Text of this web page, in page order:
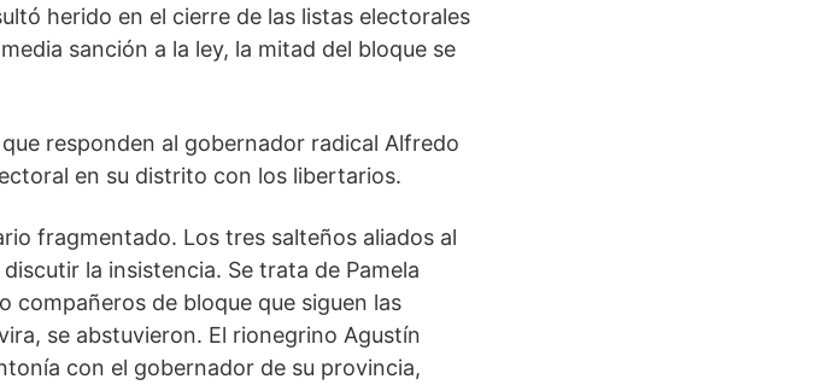
herido en el cierre de las listas electorales
sanción a la ley, la mitad del bloque se
responden al gobernador radical Alfredo
en su distrito con los libertarios.
fragmentado. Los tres salteños aliados al
la insistencia. Se trata de Pamela
compañeros de bloque que siguen las
se abstuvieron. El rionegrino Agustín
con el gobernador de su provincia,